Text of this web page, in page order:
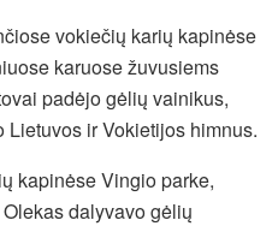
vokiečių karių kapinėse
karuose žuvusiems
padėjo gėlių vainikus,
ir Vokietijos himnus.
kapinėse Vingio parke,
dalyvavo gėlių